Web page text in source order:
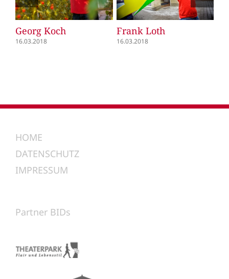
Georg Koch
16.03.2018
Frank Loth
16.03.2018
HOME
DATENSCHUTZ
IMPRESSUM
Partner BIDs